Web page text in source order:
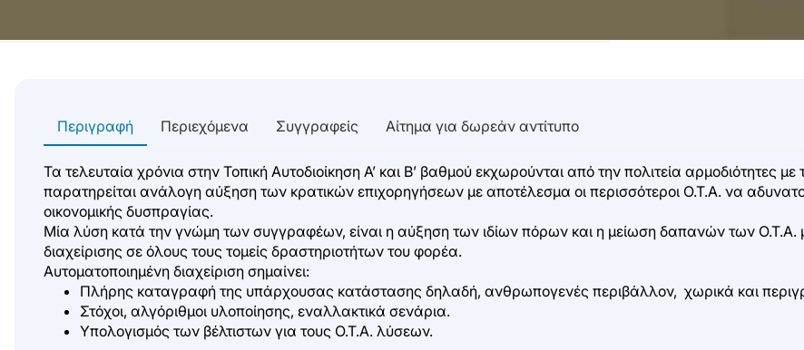
Περιγραφή Περιεχόμενα Συγγραφείς Αίτημα για δωρεάν αντίτυπο
Τα τελευταία χρόνια στην Τοπική Αυτοδιοίκηση Α’ και Β’ βαθμού εκχωρούνται από την πολιτεία
παρατηρείται ανάλογη αύξηση των κρατικών επιχορηγήσεων με αποτέλεσμα οι περισσότεροι Ο.Τ.Α. να
οικονομικής δυσπραγίας.
Μία λύση κατά την γνώμη των συγγραφέων, είναι η αύξηση των ιδίων πόρων και η μείωση δαπανών των Ο.Τ.Α.
διαχείρισης σε όλους τους τομείς δραστηριοτήτων του φορέα.
Αυτοματοποιημένη διαχείριση σημαίνει:
Πλήρης καταγραφή της υπάρχουσας κατάστασης δηλαδή, ανθρωπογενές περιβάλλον, χωρικά και
Στόχοι, αλγόριθμοι υλοποίησης, εναλλακτικά σενάρια.
Υπολογισμός των βέλτιστων για τους Ο.Τ.Α. λύσεων.